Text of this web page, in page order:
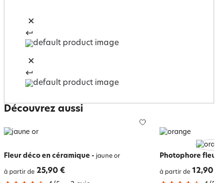
Découvrez aussi
Fleur déco en céramique - jaune or
à partir de 25,90 €
Photophore
à partir de 12,90